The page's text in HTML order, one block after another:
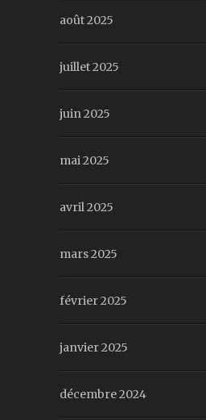
août 2025
juillet 2025
juin 2025
mai 2025
avril 2025
mars 2025
février 2025
janvier 2025
décembre 2024